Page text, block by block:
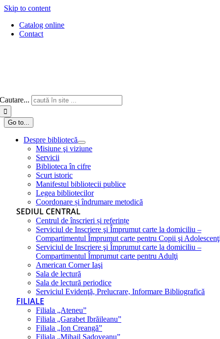
Skip to content
Catalog online
Contact
Cautare...
Go to...
Despre bibliotecă
Misiune şi viziune
Servicii
Biblioteca în cifre
Scurt istoric
Manifestul bibliotecii publice
Legea bibliotecilor
Coordonare și îndrumare metodică
SEDIUL CENTRAL
Centrul de înscrieri și referințe
Serviciul de Inscriere şi Împrumut carte la domiciliu –
Compartimentul Împrumut carte pentru Copii şi
Serviciul de Inscriere şi Împrumut carte la domiciliu –
Compartimentul Împrumut carte pentru Adulţi
American Corner Iaşi
Sala de lectură
Sala de lectură periodice
Serviciul Evidenţă, Prelucrare, Informare Bibliografică
FILIALE
Filiala „Ateneu”
Filiala „Garabet Ibrăileanu”
Filiala „Ion Creangă”
Filiala „Mihail Sadoveanu”